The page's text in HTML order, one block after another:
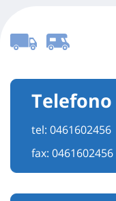
Telefono
tel: 0461602456
fax: 0461602456